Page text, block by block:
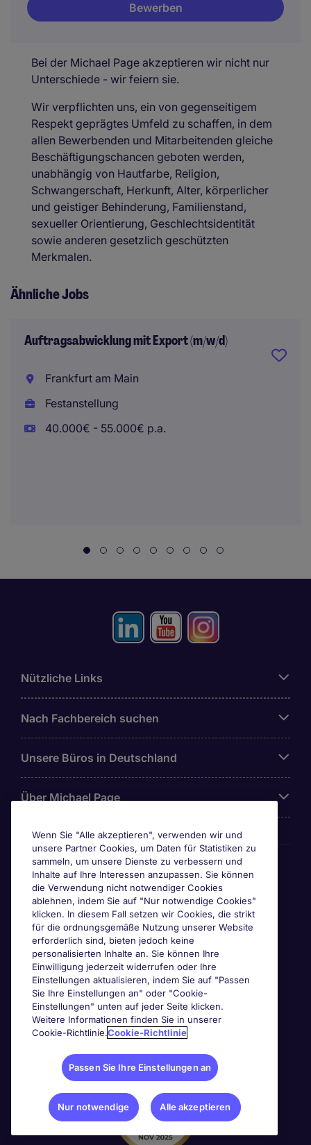
Bewerben
Bei der Michael Page akzeptieren wir nicht nur
Unterschiede - wir feiern sie.
Wir verpflichten uns, ein von gegenseitigem
Respekt geprägtes Umfeld zu schaffen, in dem
allen Bewerbenden und Mitarbeitenden gleiche
Beschäftigungschancen geboten werden,
unabhängig von Hautfarbe, Religion,
Schwangerschaft, Herkunft, Alter, körperlicher
und geistiger Behinderung, Familienstand,
sexueller Orientierung, Geschlechtsidentität
sowie anderen gesetzlich geschützten
Merkmalen.
Ähnliche Jobs
Auftragsabwicklung mit Export (m/w/d)
Frankfurt am Main
Festanstellung
40.000€ - 55.000€ p.a.
Nützliche Links
Nach Fachbereich suchen
Unsere Büros in Deutschland
Über Michael Page
Awards & Zertifizierungen
Wenn Sie "Alle akzeptieren", verwenden wir und
unsere Partner Cookies, um Daten für Statistiken zu
sammeln, um unsere Dienste zu verbessern und
Inhalte auf Ihre Interessen anzupassen. Sie können
die Verwendung nicht notwendiger Cookies
ablehnen, indem Sie auf "Nur notwendige Cookies"
klicken. In diesem Fall setzen wir Cookies, die strikt
für die ordnungsgemäße Nutzung unserer Website
erforderlich sind, bieten jedoch keine
personalisierten Inhalte an. Sie können Ihre
Einwilligung jederzeit widerrufen oder Ihre
Einstellungen aktualisieren, indem Sie auf "Passen
Sie Ihre Einstellungen an" oder "Cookie-
Einstellungen" unten auf jeder Seite klicken.
Weitere Informationen finden Sie in unserer
Cookie-Richtlinie.Cookie-Richtlinie
Passen Sie Ihre Einstellungen an
Nur notwendige Alle akzeptieren